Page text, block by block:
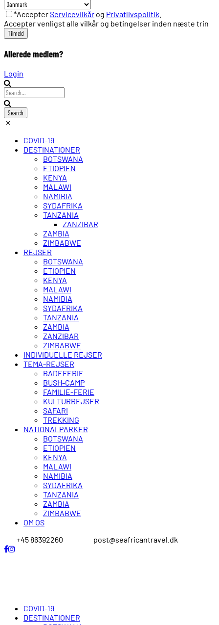
*AccepterServicevilkår og Privatlivspolitik
Accepter venligst alle vilkår og betingelser inden næste trin
Allerede medlem?
Login
COVID-19
DESTINATIONER
BOTSWANA
ETIOPIEN
KENYA
MALAWI
NAMIBIA
SYDAFRIKA
TANZANIA
ZANZIBAR
ZAMBIA
ZIMBABWE
REJSER
BOTSWANA
ETIOPIEN
KENYA
MALAWI
NAMIBIA
SYDAFRIKA
TANZANIA
ZAMBIA
ZANZIBAR
ZIMBABWE
INDIVIDUELLE REJSER
TEMA-REJSER
BADEFERIE
BUSH-CAMP
FAMILIE-FERIE
KULTURREJSER
SAFARI
TREKKING
NATIONALPARKER
BOTSWANA
ETIOPIEN
KENYA
MALAWI
NAMIBIA
SYDAFRIKA
TANZANIA
ZAMBIA
ZIMBABWE
OM OS
+45 86392260
post@seafricantravel.dk
COVID-19
DESTINATIONER